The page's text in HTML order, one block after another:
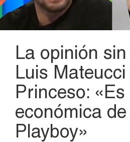
La opinión
Luis
Princeso:
económica
Playboy»